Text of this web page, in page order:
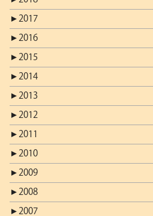
► 2017
► 2016
► 2015
► 2014
► 2013
► 2012
► 2011
► 2010
► 2009
► 2008
► 2007